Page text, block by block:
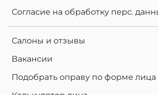
Согласие на обработку перс.
Салоны и отзывы
Вакансии
Подобрать оправу по форме лица